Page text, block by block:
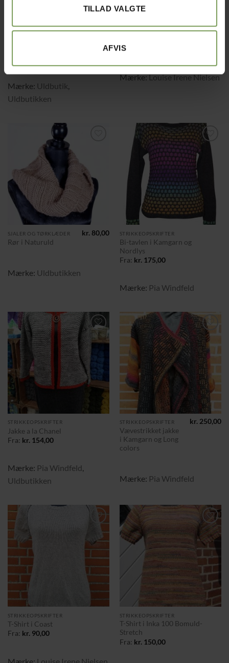
TILLAD VALGTE
AFVIS
SJALER OG TØRKLÆDER kr.175,00
Mærke: Uldbutik,
Uldbutikken
SJALER OG TØRKLÆDER
halsedisse i Dipinto
kr.90,00
Mærke:Louise Irene Nielsen
SJALER OG TØRKLÆDER
Rør i Naturuld
kr. 80,00
Mærke: Uldbutikken
Tilføj til
ønskeliste
STRIKKEOPSKRIFTER
Bi-tavlen i Kamgarn og
Nordlys
Fra: kr.175,00
Mærke: Pia Windfeld
Tilføj til
ønskeliste
STRIKKEOPSKRIFTER
Jakke a la Chanel
Fra: kr.154,00
Mærke: Pia Windfeld,
Uldbutikken
Tilføj til
ønskeliste
STRIKKEOPSKRIFTER
Vævestrikket jakke
i Kamgarn og Long
colors
kr. 250,00
Mærke: Pia Windfeld
ønskeliste
STRIKKEOPSKRIFTER
T-Shirt i Coast
Fra: kr.90,00
Mærke: Louise Irene Nielsen
ønskeliste
STRIKKEOPSKRIFTER
T-Shirt i Inka 100 Bomuld-
Stretch
Fra: kr.150,00